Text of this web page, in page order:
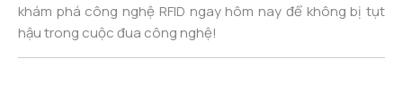
khám phá công nghệ RFID ngay hôm nay để không bị tụt
hậu trong cuộc đua công nghệ!